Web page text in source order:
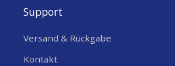
Support
Versand & Rückgabe
Kontakt